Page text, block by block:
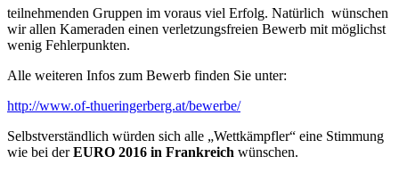
teilnehmenden Gruppen im voraus viel Erfolg. Natürlich wünschen
wir allen Kameraden einen verletzungsfreien Bewerb mit möglichst
wenig Fehlerpunkten.
Alle weiteren Infos zum Bewerb finden Sie unter:
http://www.of-thueringerberg.at/bewerbe/
Selbstverständlich würden sich alle „Wettkämpfler“ eine Stimmung
wie bei derEURO 2016 in Frankreich wünschen.